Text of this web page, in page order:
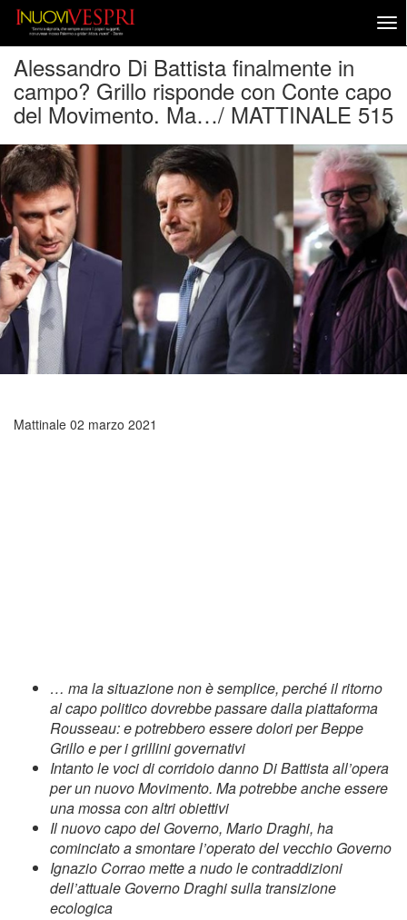
Alessandro Di Battista finalmente in
campo? Grillo risponde con Conte capo
del Movimento. Ma…/ MATTINALE 515
Mattinale 02 marzo 2021
… ma la situazione non è semplice, perché il ritorno
al capo politico dovrebbe passare dalla piattaforma
Rousseau: e potrebbero essere dolori per Beppe
Grillo e per i grillini governativi
Intanto le voci di corridoio danno Di Battista all’opera
per un nuovo Movimento. Ma potrebbe anche essere
una mossa con altri obiettivi
Il nuovo capo del Governo, Mario Draghi, ha
cominciato a smontare l’operato del vecchio Governo
Ignazio Corrao mette a nudo le contraddizioni
dell’attuale Governo Draghi sulla transizione
ecologica